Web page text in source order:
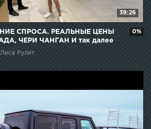
39:26
СПРОСА. РЕАЛЬНЫЕ ЦЕНЫ
ЧЕРИ ЧАНГАН И так далее
Лиса Рулит
0%